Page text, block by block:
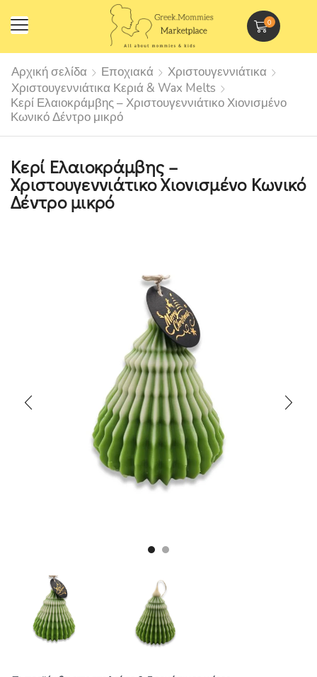
0
Αρχική σελίδα Εποχιακά
Χριστουγεννιάτικα
Χριστουγεννιάτικα Κεριά & Wax Melts
Κερί Ελαιοκράμβης – Χριστουγεννιάτικο Χιονισμένο
Κωνικό Δέντρο μικρό
Κερί Ελαιοκράμβης –
Χριστουγεννιάτικο Χιονισμένο Κωνικό
Δέντρο μικρό